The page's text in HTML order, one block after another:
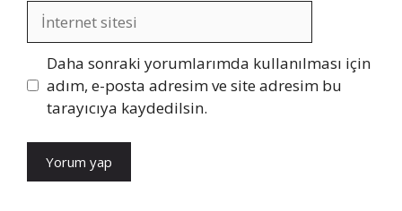
İnternet
sitesi
Daha sonraki yorumlarımda kullanılması için
adım, e-posta adresim ve site adresim bu
tarayıcıya kaydedilsin.